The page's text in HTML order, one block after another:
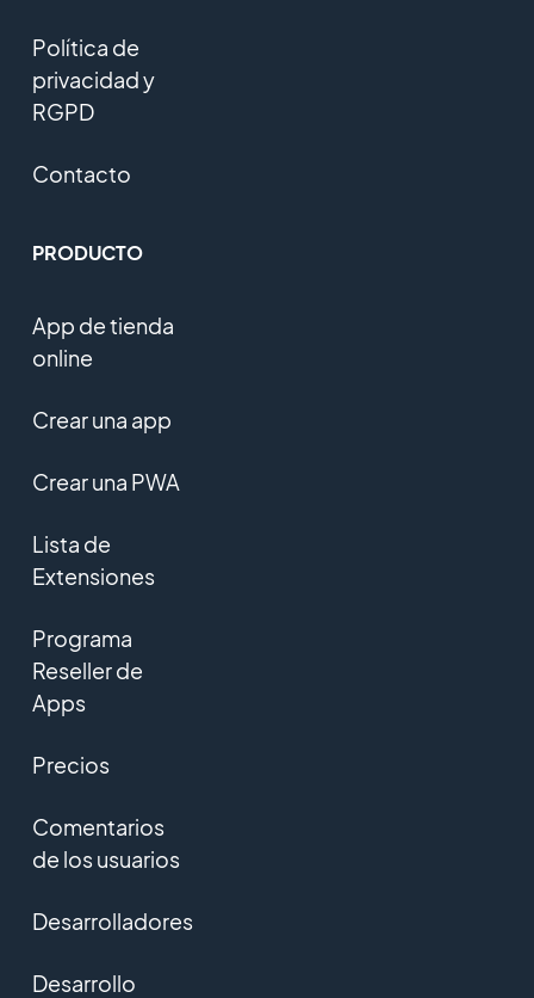
Política de
privacidad y
RGPD
Contacto
PRODUCTO
App de tienda
online
Crear una app
Crear una PWA
Lista de
Extensiones
Programa
Reseller de
Apps
Precios
Comentarios
de los usuarios
Desarrolladores
Desarrollo